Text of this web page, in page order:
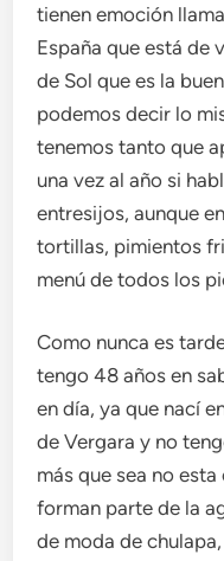
tienen emoción
España que está de
de Sol que es la
podemos decir lo
tenemos tanto que
una vez al año si
entresijos, aunque
tortillas, pimientos
menú de todos los
Como nunca es
tengo 48 años en
en día, ya que nací
de Vergara y no
más que sea no
forman parte de la
de moda de